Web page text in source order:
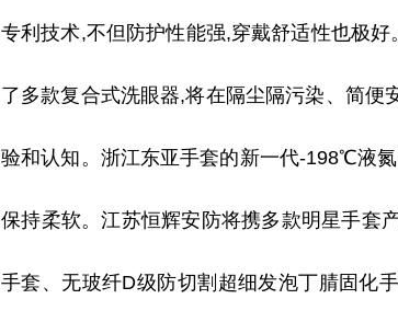
专利技术,不但防护性能强,穿戴舒适性也极好
了多款复合式洗眼器,将在隔尘隔污染、简
验和认知。浙江东亚手套的新一代-198℃液
保持柔软。江苏恒辉安防将携多款明星手套
手套、无玻纤D级防切割超细发泡丁腈固化